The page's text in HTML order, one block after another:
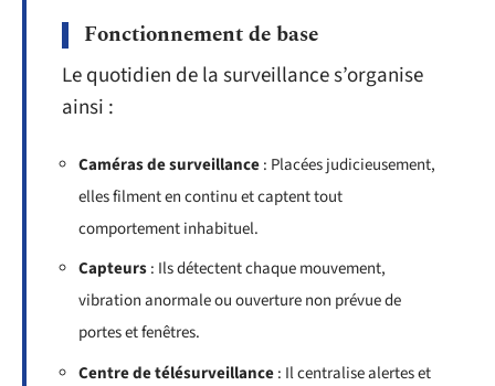
Fonctionnement de base
Le quotidien de la surveillance s’organise
ainsi :
Caméras de surveillance: Placées judicieusement,
elles filment en continu et captent tout
comportement inhabituel.
Capteurs: Ils détectent chaque mouvement,
vibration anormale ou ouverture non prévue de
portes et fenêtres.
Centre de télésurveillance: Il centralise alertes et